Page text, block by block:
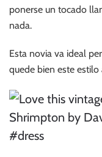
ponerse un tocado
nada.
Esta novia va ideal
quede bien este